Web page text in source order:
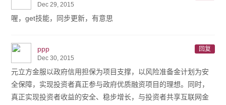
Dec 29, 2015
喔，get技能，同步更新，有意思
ppp
回复
Dec 30, 2015
元立方金服以政府信用担保为项目支撑，以风险准备金计划为安
全保障，实现投资者真正参与政府优质融资项目的理想。同时，
真正实现投资者收益的安全、稳步增长，与投资者共享互联网金